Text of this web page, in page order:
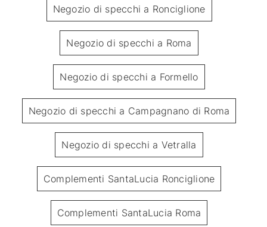
Negozio di specchi a Ronciglione
Negozio di specchi a Roma
Negozio di specchi a Formello
Negozio di specchi a Campagnano di Roma
Negozio di specchi a Vetralla
Complementi SantaLucia Ronciglione
Complementi SantaLucia Roma